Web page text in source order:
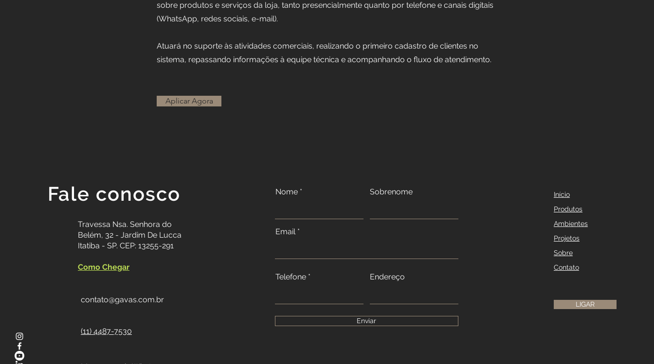
sobre produtos e serviços da loja, tanto presencialmente quanto por telefone e canais digitais
(WhatsApp, redes sociais, e-mail).
Atuará no suporte às atividades comerciais, realizando o primeiro cadastro de clientes no
sistema, repassando informações à equipe técnica e acompanhando o fluxo de atendimento.
Aplicar Agora
Fale conosco
Travessa Nsa. Senhora do
Belém, 32 - Jardim De Lucca
Itatiba - SP. CEP: 13255-291
Como Chegar
contato@gavas.com.br
(11) 4487-7530
Nome Sobrenome
Email
Telefone Endereço
Enviar
Início
Produtos
Ambientes
Projetos
Sobre
Contato
LIGAR